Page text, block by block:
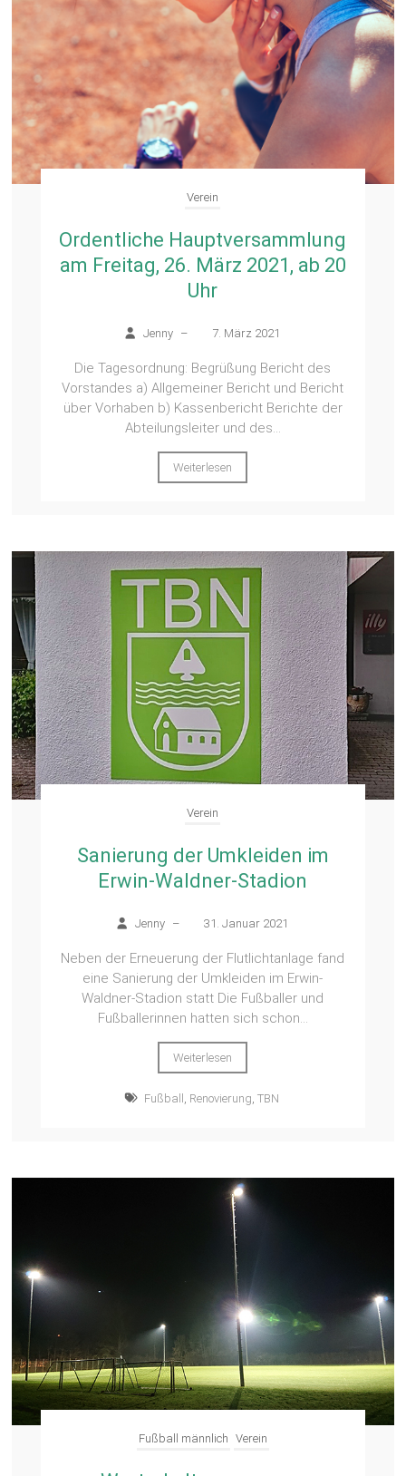
Verein
Ordentliche Hauptversammlung
am Freitag, 26. März 2021, ab 20
Uhr
Jenny – 7. März 2021
Die Tagesordnung: Begrüßung Bericht des
Vorstandes a) Allgemeiner Bericht und Bericht
über Vorhaben b) Kassenbericht Berichte der
Abteilungsleiter und des...
Weiterlesen
Verein
Sanierung der Umkleiden im
Erwin-Waldner-Stadion
Jenny – 31. Januar 2021
Neben der Erneuerung der Flutlichtanlage fand
eine Sanierung der Umkleiden im Erwin-
Waldner-Stadion statt Die Fußballer und
Fußballerinnen hatten sich schon...
Weiterlesen
Fußball Renovierung ,TBN
Fußball männlich Verein